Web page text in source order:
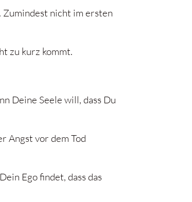
Zumindest nicht im ersten
zu kurz kommt.
Deine Seele will, dass Du
Angst vor dem Tod
Ego findet, dass das